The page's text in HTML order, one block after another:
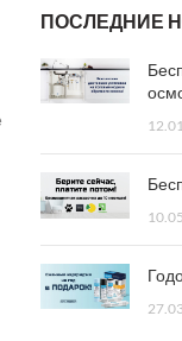
ПОСЛЕДНИЕ